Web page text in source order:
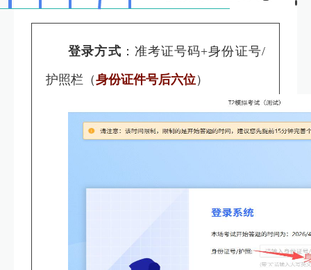
登录方式 ：准考证号码+身份证号/
护照栏（身份证件号后六位）